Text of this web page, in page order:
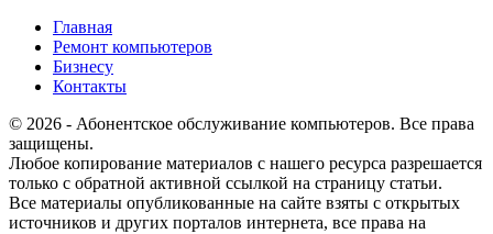
Главная
Ремонт компьютеров
Бизнесу
Контакты
© 2026 - Абонентское обслуживание компьютеров. Все права
защищены.
Любое копирование материалов с нашего ресурса разрешается
только с обратной активной ссылкой на страницу статьи.
Все материалы опубликованные на сайте взяты с открытых
источников и других порталов интернета, все права на